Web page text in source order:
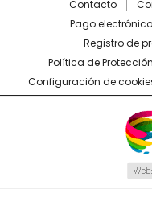
Contacto
Pago
Registro de
Política de
Configuración de